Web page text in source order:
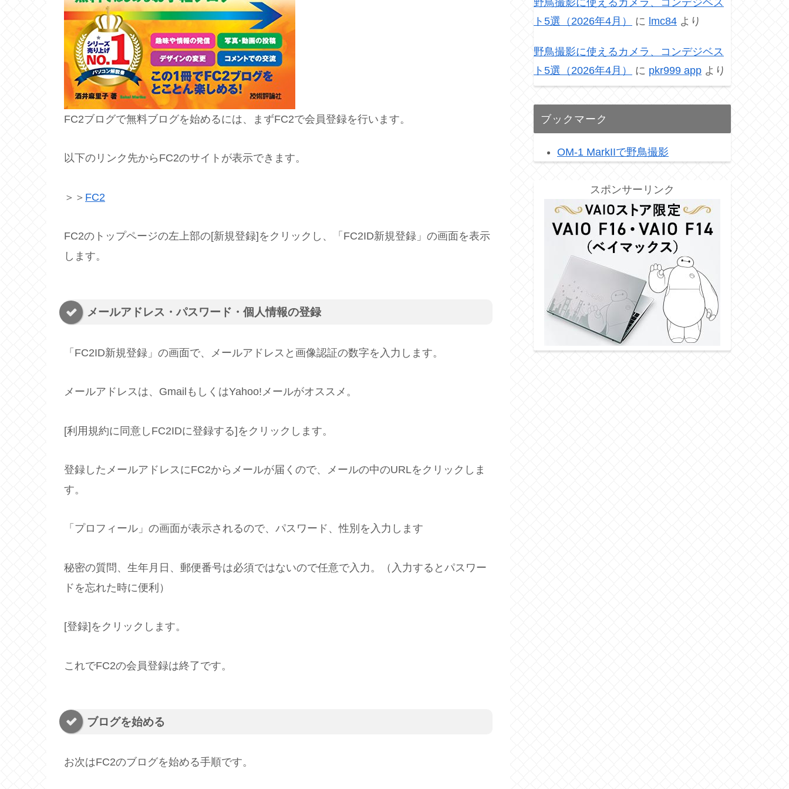
FC2ブログで無料ブログを始めるには、まずFC2で会員登録を行います。
以下のリンク先からFC2のサイトが表示できます。
＞＞ FC2
FC2のトップページの左上部の[新規登録]をクリックし、「FC2ID新規登録」の画面を表示
します。
メールアドレス・パスワード・個人情報の登録
「FC2ID新規登録」の画面で、メールアドレスと画像認証の数字を入力します。
メールアドレスは、GmailもしくはYahoo!メールがオススメ。
[利用規約に同意しFC2IDに登録する]をクリックします。
登録したメールアドレスにFC2からメールが届くので、メールの中のURLをクリックしま
す。
「プロフィール」の画面が表示されるので、パスワード、性別を入力します
秘密の質問、生年月日、郵便番号は必須ではないので任意で入力。（入力するとパスワー
ドを忘れた時に便利）
[登録]をクリックします。
これでFC2の会員登録は終了です。
ブログを始める
お次はFC2のブログを始める手順です。
ト5選（2026年4月）
に lmc84 より
野鳥撮影に使えるカメラ、コンデジベス
ト5選（2026年4月）
に pkr999 app より
ブックマーク
OM-1 MarkIIで野鳥撮影
スポンサーリンク